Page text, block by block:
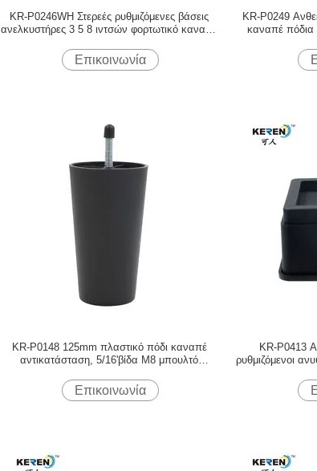
KR-P0246WH Στερεές ρυθμιζόμενες βάσεις
ανελκυστήρες 3 5 8 ιντσών φορτωτικό καναπέ
Επικοινωνία
KR-P0249
καναπέ πόδια
KR-P0148 125mm πλαστικό πόδι καναπέ
αντικατάσταση, 5/16'βίδα M8 μπουλτό
Επικοινωνία
KR-P0413
ρυθμιζόμενοι